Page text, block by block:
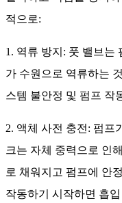
적으로:
1. 역류 방지: 풋 밸브는
가 수원으로 역류하는
스템 불안정 및 펌프 작
2. 액체 사전 충전: 펌프
크는 자체 중력으로 인
로 채워지고 펌프에 안
작동하기 시작하면 흡